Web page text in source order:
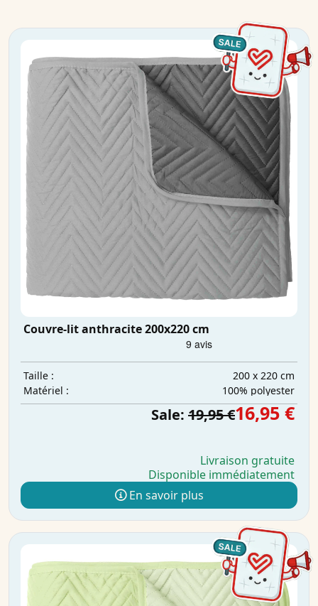
Couvre-lit anthracite 200x220 cm
Taille :
200 x 220 cm
Matériel :
100% polyester
Sale: 19,95 €16,95 €
Livraison gratuite
Disponible immédiatement
En savoir plus